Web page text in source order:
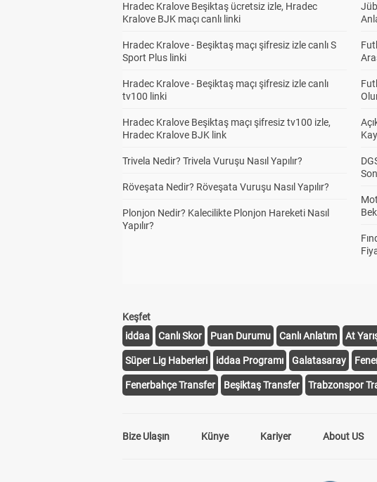
Hradec Kralove Beşiktaş ücretsiz izle, Hradec
Kralove BJK maçı canlı linki
Hradec Kralove - Beşiktaş maçı şifresiz izle canlı S
Sport Plus linki
Hradec Kralove - Beşiktaş maçı şifresiz izle canlı
tv100 linki
Hradec Kralove Beşiktaş maçı şifresiz tv100 izle,
Hradec Kralove BJK link
Trivela Nedir? Trivela Vuruşu Nasıl Yapılır?
Röveşata Nedir? Röveşata Vuruşu Nasıl Yapılır?
Plonjon Nedir? Kalecilikte Plonjon Hareketi Nasıl
Yapılır?
Keşfet
iddaa
Canlı Skor Puan Durumu Canlı Anlatım At
Süper Lig Haberleri iddaa Programı Galatasaray
Fenerbahçe Transfer Beşiktaş Transfer Trabzonspor
Bize Ulaşın Künye Kariyer About US